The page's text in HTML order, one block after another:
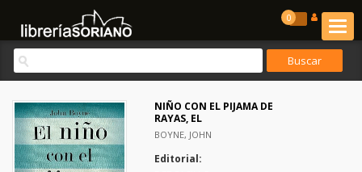
0
NIÑO CON EL PIJAMA DE
RAYAS, EL
BOYNE, JOHN
Editorial: